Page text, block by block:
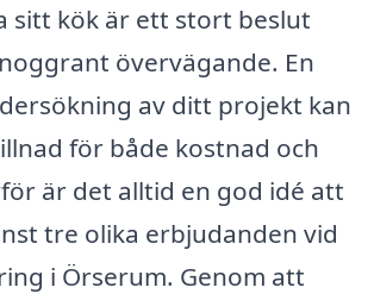
sitt kök är ett stort beslut
övervägande. En
av ditt projekt kan
för både kostnad och
är det alltid en god idé att
tre olika erbjudanden vid
i Örserum. Genom att